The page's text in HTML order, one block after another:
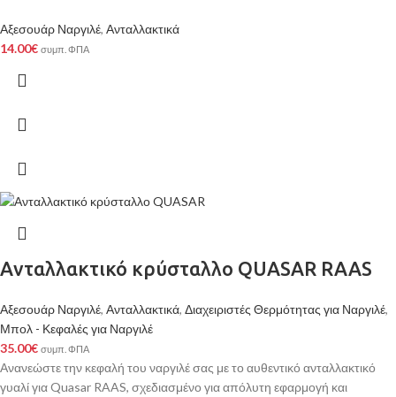
Αξεσουάρ Ναργιλέ, Ανταλλακτικά
14.00€ συμπ. ΦΠΑ
Ανταλλακτικό κρύσταλλο QUASAR RAAS
Αξεσουάρ Ναργιλέ, Ανταλλακτικά, Διαχειριστές Θερμότητας για Ναργιλέ,
Μπολ - Κεφαλές για Ναργιλέ
35.00€ συμπ. ΦΠΑ
Ανανεώστε την κεφαλή του ναργιλέ σας με το αυθεντικό ανταλλακτικό
γυαλί για Quasar RAAS, σχεδιασμένο για απόλυτη εφαρμογή και